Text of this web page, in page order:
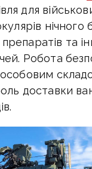
для
нічного
та
Робота
доставки